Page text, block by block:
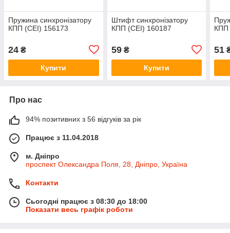
Пружина синхронізатору
КПП (CEI) 156173
24 ₴
Купити
Штифт синхронізатору
КПП (CEI) 160187
59₴
Купити
КПП
51
Про нас
94% позитивних з 56 відгуків за рік
Працює з 11.04.2018
м. Дніпро
проспект Олександра Поля, 28, Дніпро, Україна
Контакти
Сьогодні працює з 08:30 до 18:00
Показати весь графік роботи